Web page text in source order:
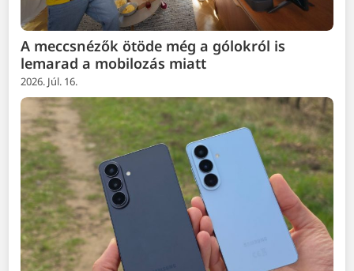
A meccsnézők ötöde még a gólokról is
lemarad a mobilozás miatt
2026. Júl. 16.